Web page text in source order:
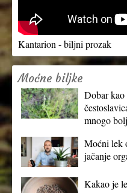
Kantarion - biljni prozak
Moćne biljke
Dobar
mnogo
Moćni lek
jačanje
Kakao je